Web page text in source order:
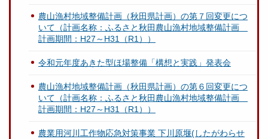
農山漁村地域整備計画（秋田県計画）の第７回変更につ
いて（計画名称：ふるさと秋田農山漁村地域整備計画
計画期間：H27～H31（R1））
令和元年度あきた型ほ場整備「構想と実践」発表会
農山漁村地域整備計画（秋田県計画）の第６回変更につ
いて（計画名称：ふるさと秋田農山漁村地域整備計画
計画期間：H27～H31（R1））
農業用河川工作物応急対策事業 下川原堰(したがわらせ